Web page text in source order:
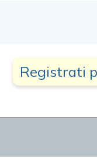
Registrati